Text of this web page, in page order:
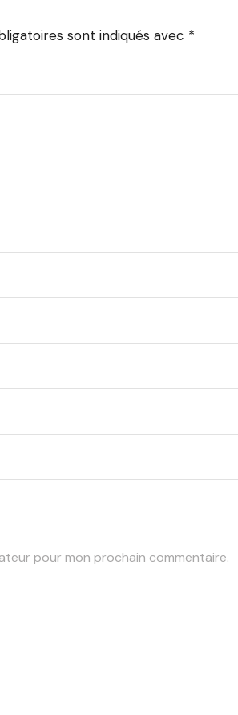
sont indiqués avec *
pour mon prochain commentaire.